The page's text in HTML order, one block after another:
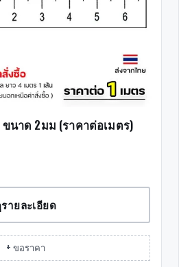
นาด 2มม (ราคาต่อเมตร)
ายละเอียด
+ ขอราคา